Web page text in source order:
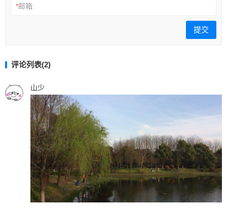
*邮箱:
评论列表(2)
山少